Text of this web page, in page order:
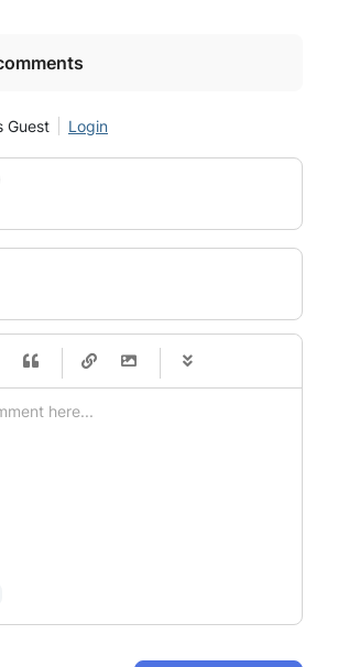
Guest Login
-
-
-
-